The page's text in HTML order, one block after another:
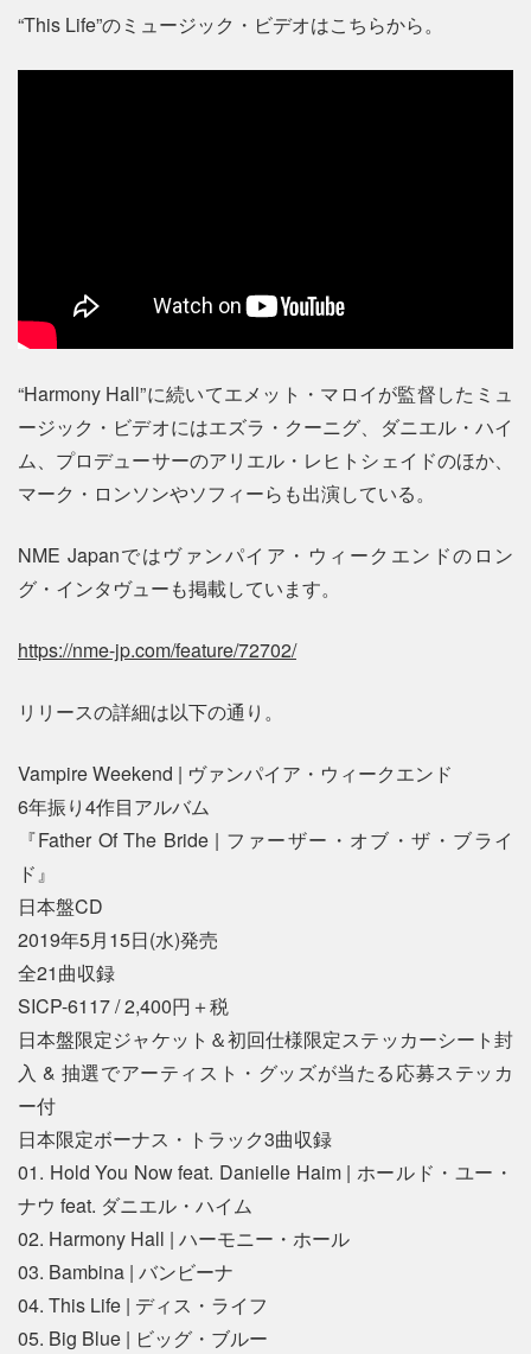
“This Life”のミュージック・ビデオはこちらから。
“Harmony Hall”に続いてエメット・マロイが監督したミュ
ージック・ビデオにはエズラ・クーニグ、ダニエル・ハイ
ム、プロデューサーのアリエル・レヒトシェイドのほか、
マーク・ロンソンやソフィーらも出演している。
NME Japanではヴァンパイア・ウィークエンドのロン
グ・インタヴューも掲載しています。
https://nme-jp.com/feature/72702/
リリースの詳細は以下の通り。
Vampire Weekend | ヴァンパイア・ウィークエンド
6年振り4作目アルバム
『Father Of The Bride | ファーザー・オブ・ザ・ブライ
ド』
日本盤CD
2019年5月15日(水)発売
全21曲収録
SICP-6117 / 2,400円＋税
日本盤限定ジャケット＆初回仕様限定ステッカーシート封
入 & 抽選でアーティスト・グッズが当たる応募ステッカ
ー付
日本限定ボーナス・トラック3曲収録
01. Hold You Now feat. Danielle Haim | ホールド・ユー・
ナウ feat. ダニエル・ハイム
02. Harmony Hall | ハーモニー・ホール
03. Bambina | バンビーナ
04. This Life | ディス・ライフ
05. Big Blue | ビッグ・ブルー